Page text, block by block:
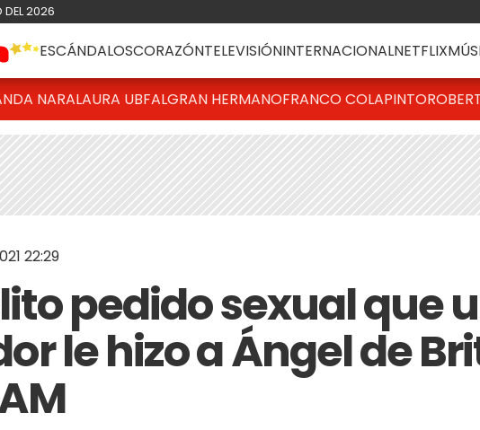
DEL 2026
ESCÁNDALOSCORAZÓNTELEVISIÓNINTERNACIONALNETFLIX
NARALAURA UBFALGRAN HERMANOFRANCO COLAPINTO
22:29
pedido sexual que
le hizo a Ángel de